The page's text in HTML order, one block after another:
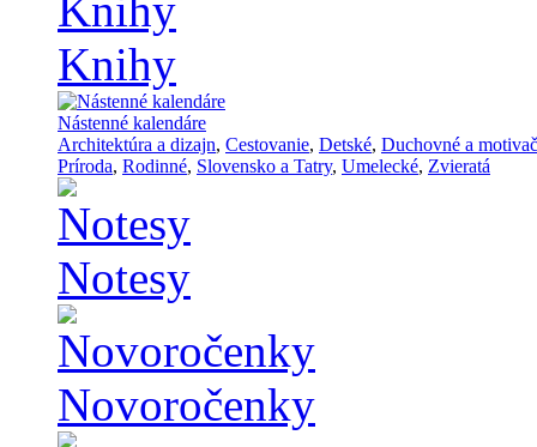
Knihy
Nástenné kalendáre
Architektúra a dizajn, Cestovanie, Detské, Duchovné a
Príroda, Rodinné, Slovensko a Tatry, Umelecké, Zvieratá
Notesy
Novoročenky